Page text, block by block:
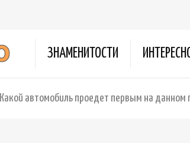
ЗНАМЕНИТОСТИ
Какой автомобиль проедет первым на данном